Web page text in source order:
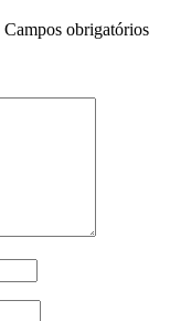
Campos obrigatórios